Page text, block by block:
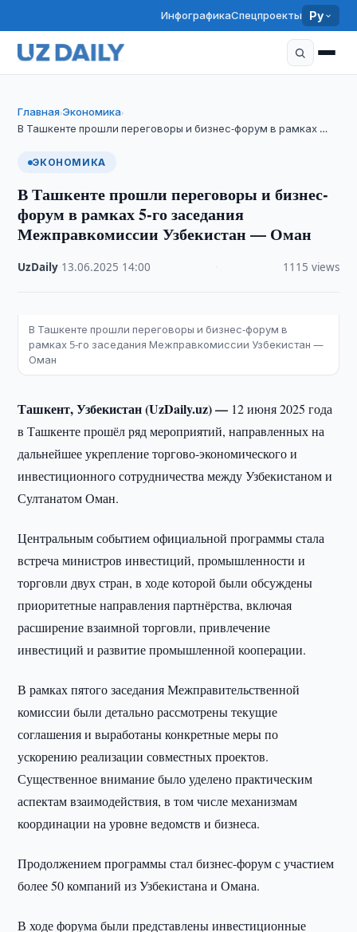
ИнфографикаСпецпроекты Ру
Главная›Экономика›
В Ташкенте прошли переговоры и бизнес-форум в рамках …
ЭКОНОМИКА
В Ташкенте прошли переговоры и бизнес-
форум в рамках 5-го заседания
Межправкомиссии Узбекистан — Оман
UzDaily 13.06.2025 14:00 1115 views
В Ташкенте прошли переговоры и бизнес-форум в
рамках 5-го заседания Межправкомиссии Узбекистан —
Оман
Ташкент, Узбекистан (UzDaily.uz) — 12 июня 2025 года
в Ташкенте прошёл ряд мероприятий, направленных на
дальнейшее укрепление торгово-экономического и
инвестиционного сотрудничества между Узбекистаном и
Султанатом Оман.
Центральным событием официальной программы стала
встреча министров инвестиций, промышленности и
торговли двух стран, в ходе которой были обсуждены
приоритетные направления партнёрства, включая
расширение взаимной торговли, привлечение
инвестиций и развитие промышленной кооперации.
В рамках пятого заседания Межправительственной
комиссии были детально рассмотрены текущие
соглашения и выработаны конкретные меры по
ускорению реализации совместных проектов.
Существенное внимание было уделено практическим
аспектам взаимодействия, в том числе механизмам
координации на уровне ведомств и бизнеса.
Продолжением программы стал бизнес-форум с участием
более 50 компаний из Узбекистана и Омана.
В ходе форума были представлены инвестиционные